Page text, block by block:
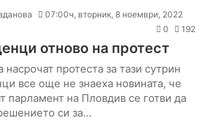
07:00ч, вторник, 8 ноември, 2022
0
192
отново на протест
насрочат протеста за тази сутрин
все още не знаеха новината, че
парламент на Пловдив се готви да
си за…